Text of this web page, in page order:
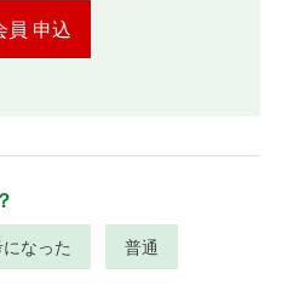
員 申込
なった 普通